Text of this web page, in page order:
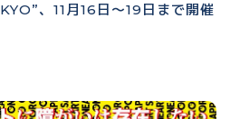
、11月16日〜19日まで開催